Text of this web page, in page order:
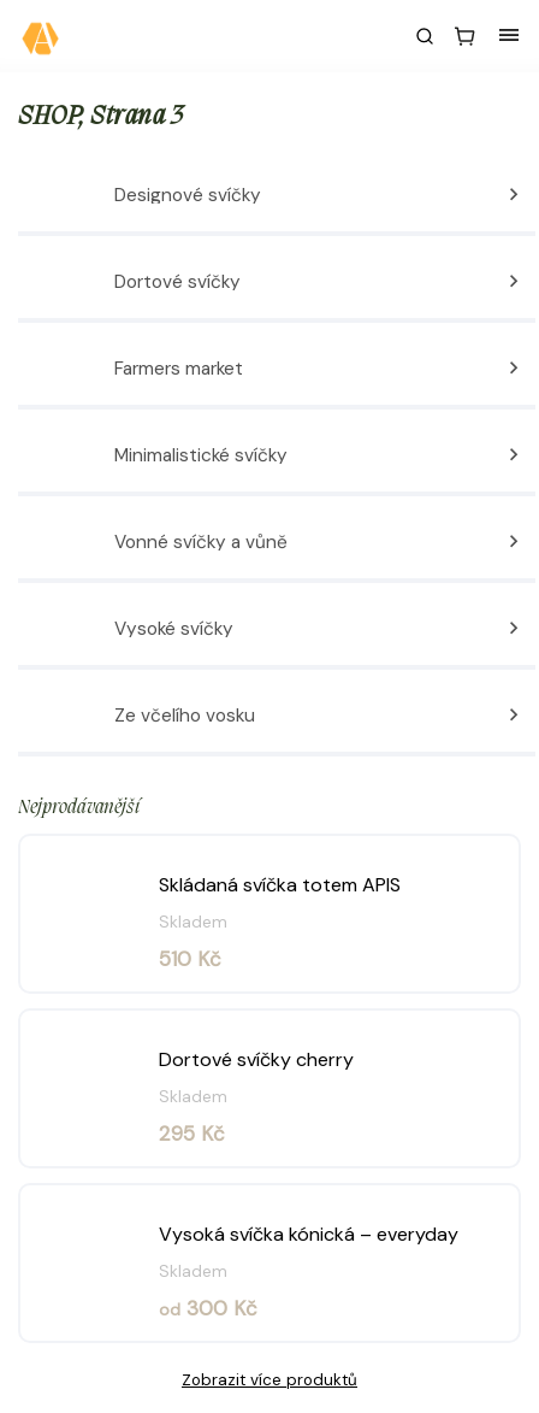
SHOP, Strana 3
Designové svíčky
Dortové svíčky
Farmers market
Minimalistické svíčky
Vonné svíčky a vůně
Vysoké svíčky
Ze včelího vosku
Nejprodávanější
Skládaná svíčka totem APIS
Skladem
510 Kč
Dortové svíčky cherry
Skladem
295 Kč
Vysoká svíčka kónická – everyday
Skladem
od 300 Kč
Zobrazit více produktů